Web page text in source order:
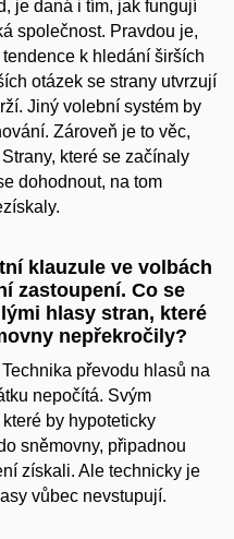
je daná i tím, jak fungují
společnost. Pravdou je,
k hledání širších
otázek se strany utvrzují
Jiný volební systém by
Zároveň je to věc,
které se začínaly
dohodnout, na tom
klauzule ve volbách
zastoupení. Co se
hlasy stran, které
nepřekročily?
převodu hlasů na
nepočítá. Svým
by hypoteticky
sněmovny, připadnou
získali. Ale technicky je
vůbec nevstupují.